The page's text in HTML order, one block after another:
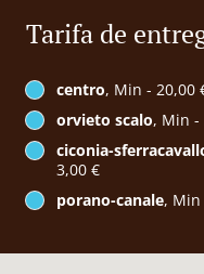
Tarifa de
centro, Min - 20,00
orvieto scalo, Min -
ciconia-
3,00 €
porano-canale, Min